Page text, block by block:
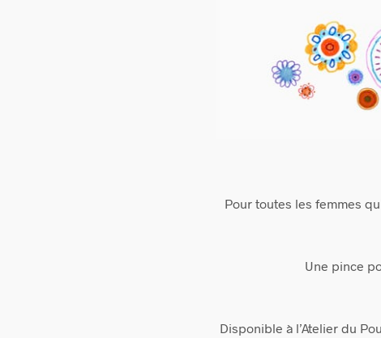
Pour toutes les femmes
Une pince
Disponible à l’Atelier du